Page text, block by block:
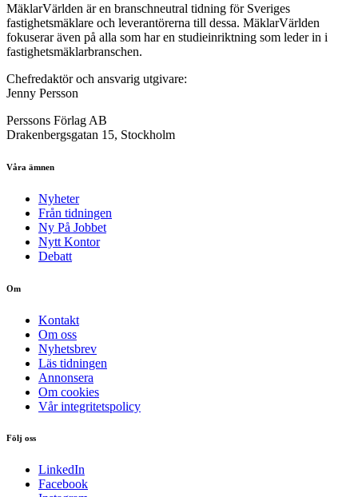
MäklarVärlden är en branschneutral tidning för Sveriges
fastighetsmäklare och leverantörerna till dessa. MäklarVärlden
fokuserar även på alla som har en studieinriktning som leder in i
fastighetsmäklarbranschen.
Chefredaktör och ansvarig utgivare:
Jenny Persson
Perssons Förlag AB
Drakenbergsgatan 15, Stockholm
Våra ämnen
Nyheter
Från tidningen
Ny På Jobbet
Nytt Kontor
Debatt
Om
Kontakt
Om oss
Nyhetsbrev
Läs tidningen
Annonsera
Om cookies
Vår integritetspolicy
Följ oss
LinkedIn
Facebook